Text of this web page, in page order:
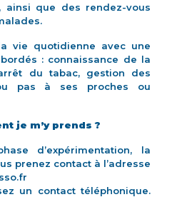
ainsi que des rendez-vous
vie quotidienne avec une
: connaissance de la
du tabac, gestion des
pas à ses proches ou
je m’y prends ?
d’expérimentation, la
prenez contact à l’adresse
un contact téléphonique.